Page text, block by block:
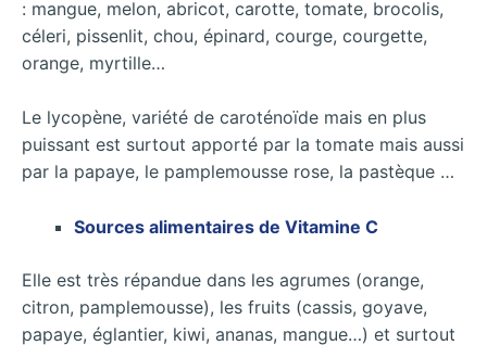
: mangue, melon, abricot, carotte, tomate, brocolis,
céleri, pissenlit, chou, épinard, courge, courgette,
orange, myrtille…
Le lycopène, variété de caroténoïde mais en plus
puissant est surtout apporté par la tomate mais aussi
par la papaye, le pamplemousse rose, la pastèque …
Sources alimentaires de Vitamine C
Elle est très répandue dans les agrumes (orange,
citron, pamplemousse), les fruits (cassis, goyave,
papaye, églantier, kiwi, ananas, mangue…) et surtout